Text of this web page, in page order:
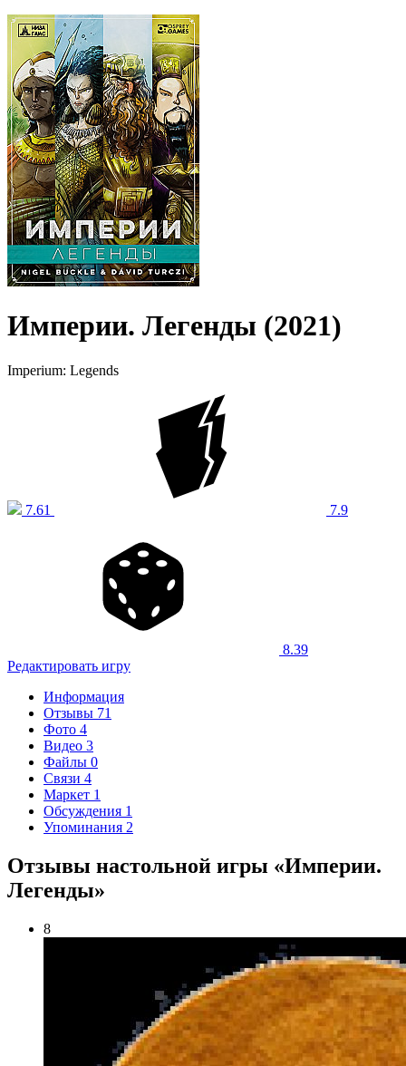
Империи. Легенды (2021)
Imperium: Legends
7.61 7.9
8.39
Редактировать игру
Информация
Отзывы 71
Фото 4
Видео 3
Файлы 0
Связи 4
Маркет 1
Обсуждения 1
Упоминания 2
Отзывы настольной игры «Империи.
Легенды»
8